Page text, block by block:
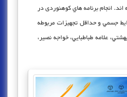
انجام برنامه هاي کوهنوردی در
جسمي و حداقل تجهيزات مربوطه
اردبيل، مركزي، ع.پ شهيد بهشتي، علامه طباطبايي، خواجه نصير،